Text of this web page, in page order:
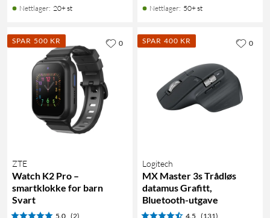
Nettlager: 20+ st Nettlager: 50+ st
SPAR 500 KR
ZTE
Watch K2 Pro –
smartklokke for barn
Svart
5.0 (2)
0 SPAR 400 KR
Logitech
MX Master 3s Trådløs
datamus Grafitt,
Bluetooth-utgave
4.5 (131)
0